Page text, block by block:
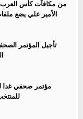
من مكافآت كأس العرب
الأمير علي يضع
تأجيل المؤتمر
مؤتمر صحفي غدا